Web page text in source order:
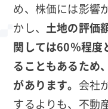
め、株価には影響
かし、 土地の評価
関しては60％程度
ることもあるため
があります。 会社
するよりも、不動